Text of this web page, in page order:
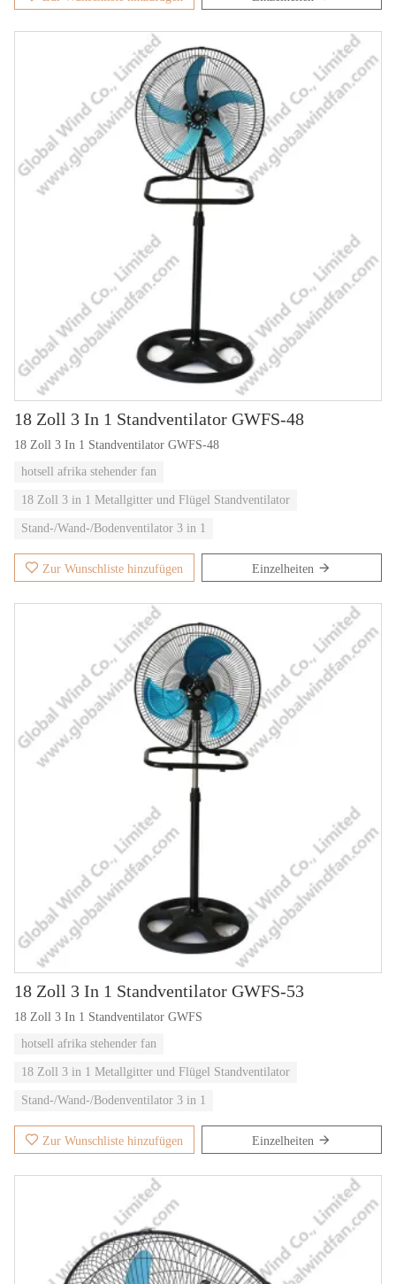
18 Zoll 3 In 1 Standventilator GWFS-48
18 Zoll 3 In 1 Standventilator GWFS-48
hotsell afrika stehender fan
18 Zoll 3 in 1 Metallgitter und Flügel Standventilator
Stand-/Wand-/Bodenventilator 3 in 1
Zur Wunschliste hinzufügen Einzelheiten
18 Zoll 3 In 1 Standventilator GWFS-53
18 Zoll 3 In 1 Standventilator GWFS
hotsell afrika stehender fan
18 Zoll 3 in 1 Metallgitter und Flügel Standventilator
Stand-/Wand-/Bodenventilator 3 in 1
Zur Wunschliste hinzufügen Einzelheiten